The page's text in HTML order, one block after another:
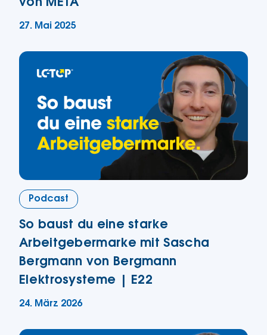
von META
27. Mai 2025
Podcast
So baust du eine starke
Arbeitgebermarke mit Sascha
Bergmann von Bergmann
Elektrosysteme | E22
24. März 2026